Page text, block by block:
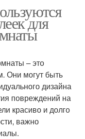
для
– это
Они могут быть
дизайна
повреждений на
красиво и долго
важно